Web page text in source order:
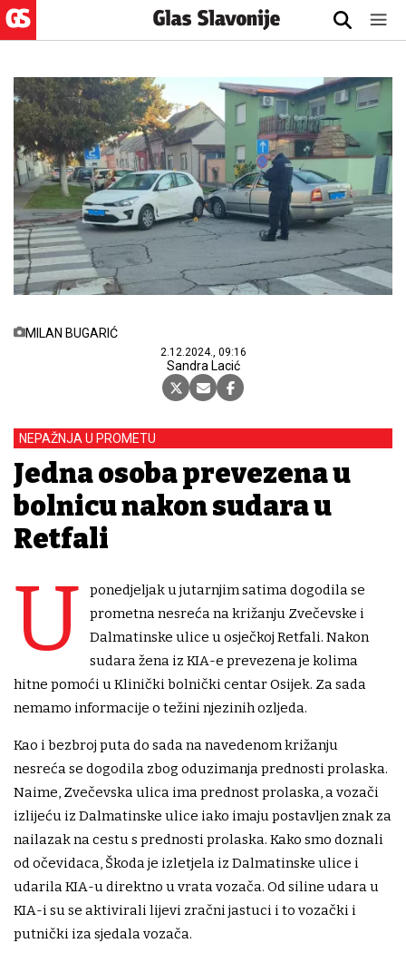
MILAN BUGARIĆ
2.12.2024., 09:16
Sandra Lacić
NEPAŽNJA U PROMETU
Jedna osoba prevezena u
bolnicu nakon sudara u
Retfali
U
ponedjeljak u jutarnjim satima dogodila se
prometna nesreća na križanju Zvečevske i
Dalmatinske ulice u osječkoj Retfali. Nakon
sudara žena iz KIA-e prevezena je kolima
hitne pomoći u Klinički bolnički centar Osijek. Za sada
nemamo informacije o težini njezinih ozljeda.
Kao i bezbroj puta do sada na navedenom križanju
nesreća se dogodila zbog oduzimanja prednosti prolaska.
Naime, Zvečevska ulica ima prednost prolaska, a vozači
izlijeću iz Dalmatinske ulice iako imaju postavljen znak za
nailazak na cestu s prednosti prolaska. Kako smo doznali
od očevidaca, Škoda je izletjela iz Dalmatinske ulice i
udarila KIA-u direktno u vrata vozača. Od siline udara u
KIA-i su se aktivirali lijevi zračni jastuci i to vozački i
putnički iza sjedala vozača.